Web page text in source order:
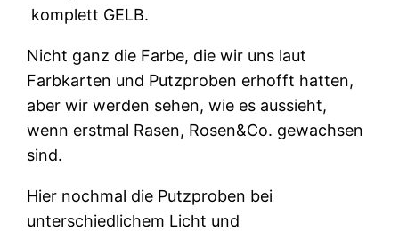
komplett GELB.
Nicht ganz die Farbe, die wir uns laut
Farbkarten und Putzproben erhofft hatten,
aber wir werden sehen, wie es aussieht,
wenn erstmal Rasen, Rosen&Co. gewachsen
sind.
Hier nochmal die Putzproben bei
unterschiedlichem Licht und